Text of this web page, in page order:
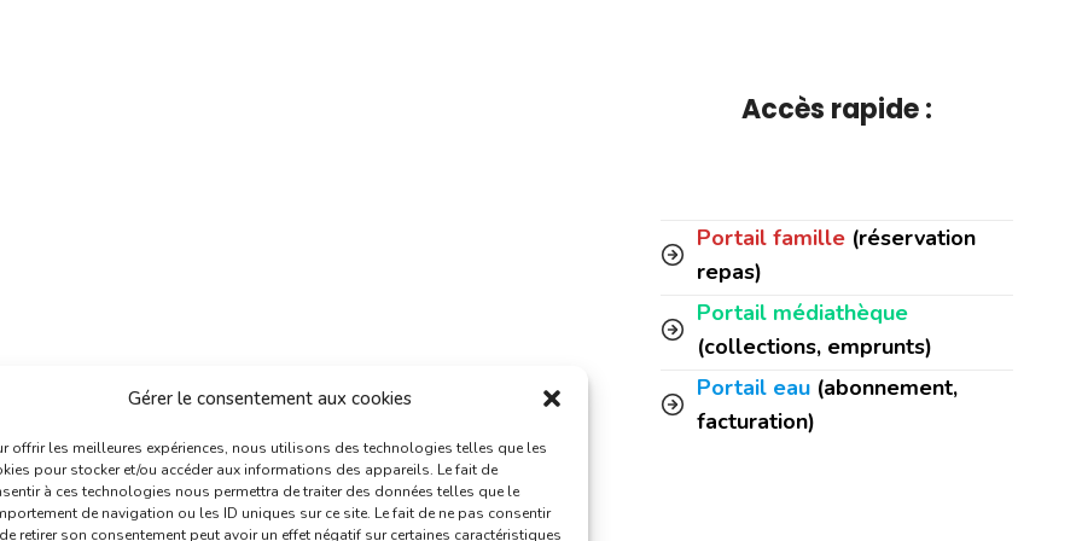
Gérer le consentement aux cookies
offrir les meilleures expériences, nous utilisons des technologies telles que les
pour stocker et/ou accéder aux informations des appareils. Le fait de
à ces technologies nous permettra de traiter des données telles que le
de navigation ou les ID uniques sur ce site. Le fait de ne pas consentir
retirer son consentement peut avoir un effet négatif sur certaines caractéristiques
Accès rapide :
Portail famille (réservation
repas)
Portail médiathèque
(collections, emprunts)
Portail eau (abonnement,
facturation)